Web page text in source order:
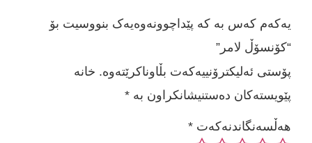
یەکەم کەس بە کە پێداچوونەوەیەک بنووسیت بۆ
“کۆنسۆڵ لامر”
پۆستی ئەلیکترۆنییەکەت بڵاوناکرێتەوە. خانە
پێویستەکان دەستنیشانکراون بە *
هەڵسەنگاندنەکەت *